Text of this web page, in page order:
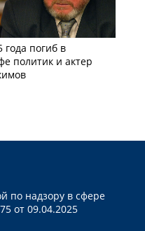
года погиб в
политик и актер
по надзору в сфере
от 09.04.2025